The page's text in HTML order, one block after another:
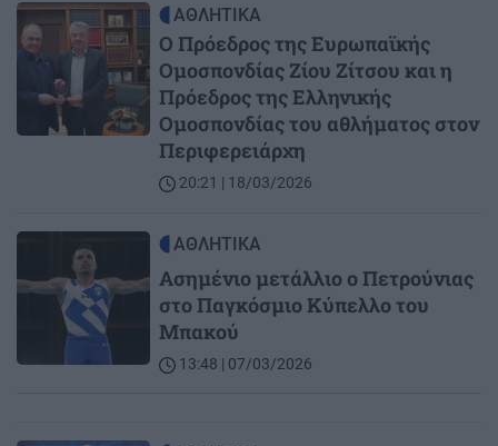
Image ΑΘΛΗΤΙΚΑ
Ο Πρόεδρος της Ευρωπαϊκής
Ομοσπονδίας Ζίου Ζίτσου και η
Πρόεδρος της Ελληνικής
Ομοσπονδίας του αθλήματος στον
Περιφερειάρχη
20:21 | 18/03/2026
ΑΘΛΗΤΙΚΑ
Ασημένιο μετάλλιο ο Πετρούνιας
στο Παγκόσμιο Κύπελλο του
Μπακού
13:48 | 07/03/2026